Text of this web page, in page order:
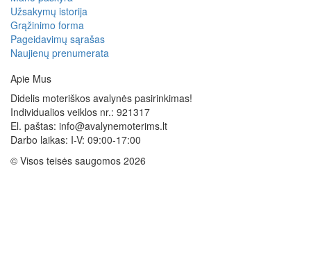
Užsakymų istorija
Grąžinimo forma
Pageidavimų sąrašas
Naujienų prenumerata
Apie Mus
Didelis moteriškos avalynės pasirinkimas!
Individualios veiklos nr.: 921317
El. paštas: info@avalynemoterims.lt
Darbo laikas: I-V: 09:00-17:00
© Visos teisės saugomos 2026